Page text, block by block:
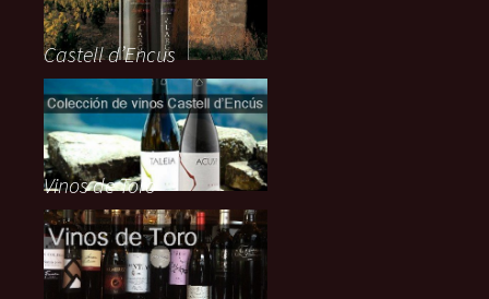
Castell d’Encus
Vinos de Toro